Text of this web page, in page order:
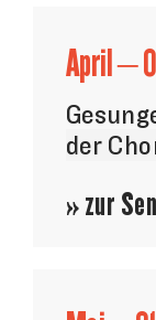
April –
der
» zur